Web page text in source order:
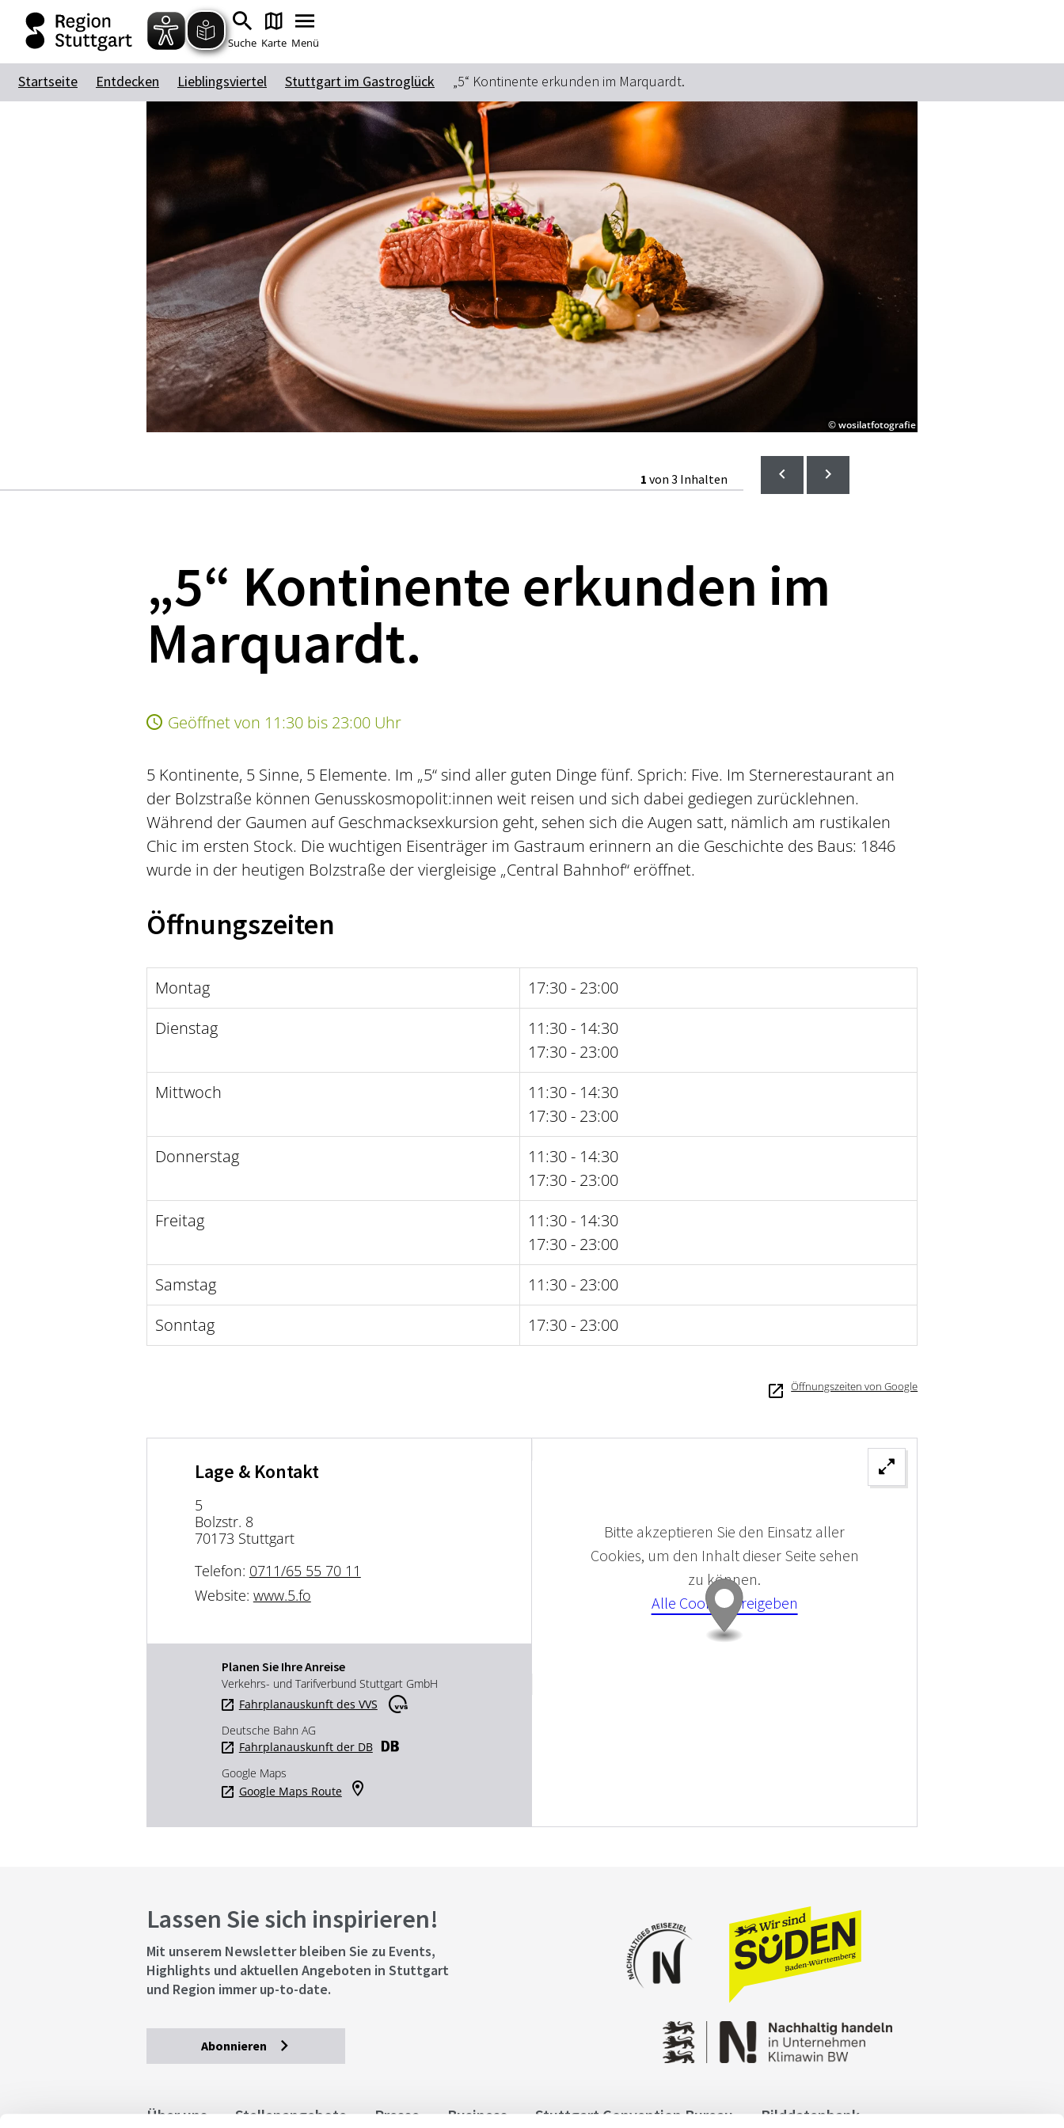
Suche Karte Menü
Suchbegriff
Das könnte Sie interessieren
Citytour
Erlebnisse
Wein
Kultur
Startseite Entdecken Lieblingsviertel Stuttgart im Gastroglück „5“ Kontinente erkunden im Marquardt.
© wosilatfotografie
1 von 3 Inhalten
„5“ Kontinente erkunden im
Marquardt.
Geöffnet von 11:30 bis 23:00 Uhr
5 Kontinente, 5 Sinne, 5 Elemente. Im „5“ sind aller guten Dinge fünf. Sprich: Five. Im Sternerestaurant an
der Bolzstraße können Genusskosmopolit:innen weit reisen und sich dabei gediegen zurücklehnen.
Während der Gaumen auf Geschmacksexkursion geht, sehen sich die Augen satt, nämlich am rustikalen
Chic im ersten Stock. Die wuchtigen Eisenträger im Gastraum erinnern an die Geschichte des Baus: 1846
wurde in der heutigen Bolzstraße der viergleisige „Central Bahnhof“ eröffnet.
Öffnungszeiten
Montag
17:30 - 23:00
Dienstag
11:30 - 14:30
17:30 - 23:00
Mittwoch
11:30 - 14:30
17:30 - 23:00
Donnerstag
11:30 - 14:30
17:30 - 23:00
Freitag
11:30 - 14:30
17:30 - 23:00
Samstag
11:30 - 23:00
Sonntag
17:30 - 23:00
Öffnungszeiten von Google
Lage & Kontakt
5
Bolzstr. 8
70173 Stuttgart
Telefon: 0711/65 55 70 11
Website: www.5.fo
Planen Sie Ihre Anreise
Verkehrs- und Tarifverbund Stuttgart GmbH
Fahrplanauskunft des VVS
Deutsche Bahn AG
Fahrplanauskunft der DB
Google Maps
Google Maps Route
Bitte akzeptieren Sie den Einsatz aller
Cookies, um den Inhalt dieser Seite sehen
zu können.
Alle Cookies Freigeben
Lassen Sie sich inspirieren!
Mit unserem Newsletter bleiben Sie zu Events,
Highlights und aktuellen Angeboten in Stuttgart
und Region immer up-to-date.
Abonnieren
Über uns Stellenangebote Presse Business Stuttgart Convention Bureau Bilddatenbank